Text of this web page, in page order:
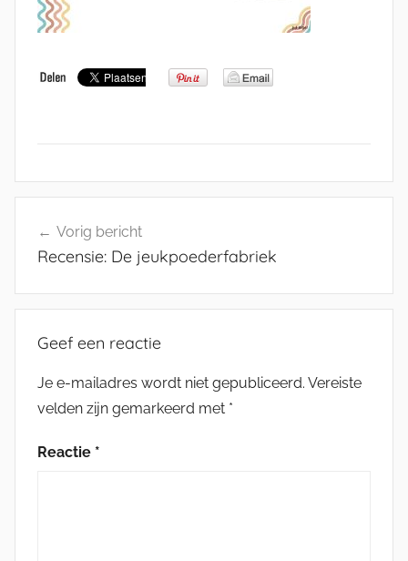
navigatie
Vorig bericht
Recensie: De jeukpoederfabriek
Geef een reactie
Je e-mailadres wordt niet gepubliceerd. Vereiste
velden zijn gemarkeerd met *
Reactie *